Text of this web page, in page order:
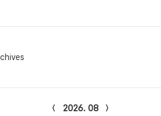
2026. 08